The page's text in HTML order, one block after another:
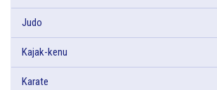
Judo
Kajak-kenu
Karate